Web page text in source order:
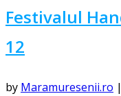
Festivalul
12
by Maramuresenii.ro |